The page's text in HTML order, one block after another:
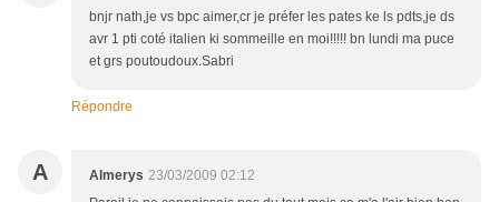
bnjr nath,je vs bpc aimer,cr je préfer les pates ke ls pdts,je ds
avr 1 pti coté italien ki sommeille en moi!!!!! bn lundi ma puce
et grs poutoudoux.Sabri
Répondre
A Almerys 23/03/2009 02:12